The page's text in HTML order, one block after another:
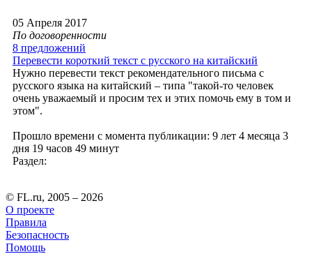
05 Апреля 2017
По договоренности
8 предложений
Перевести короткий текст с русского на китайский
Нужно перевести текст рекомендательного письма с
русского языка на китайский – типа "такой-то человек
очень уважаемый и просим тех и этих помочь ему в том и
этом".
Прошло времени с момента публикации: 9 лет 4 месяца 3
дня 19 часов 49 минут
Раздел:
© FL.ru, 2005 – 2026
О проекте
Правила
Безопасность
Помощь